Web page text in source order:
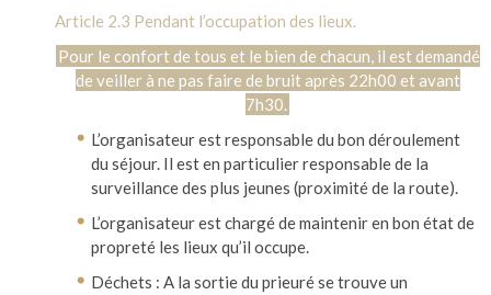
Article 2.3 Pendant l’occupation des lieux.
Pour le confort de tous et le bien de chacun, il est demandé
de veiller à ne pas faire de bruit après 22h00 et avant
7h30.
L’organisateur est responsable du bon déroulement
du séjour. Il est en particulier responsable de la
surveillance des plus jeunes (proximité de la route).
L’organisateur est chargé de maintenir en bon état de
propreté les lieux qu’il occupe.
Déchets : A la sortie du prieuré se trouve un